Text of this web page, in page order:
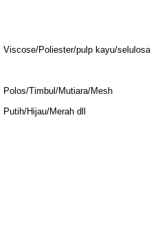
Viscose/Poliester/pulp kayu/selulosa
Polos/Timbul/Mutiara/Mesh
Putih/Hijau/Merah dll